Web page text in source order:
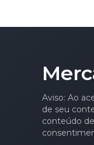
Aviso: Ao
de seu
conteúdo